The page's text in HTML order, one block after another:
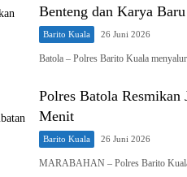
Benteng dan Karya Baru
Barito Kuala 26 Juni 2026
Batola – Polres Barito Kuala
Polres Batola Resmikan
Menit
Barito Kuala 26 Juni 2026
MARABAHAN – Polres Barito